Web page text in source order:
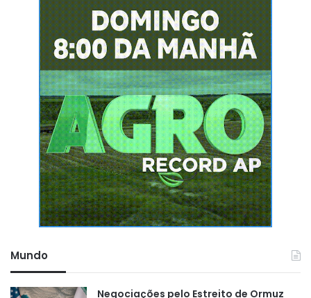
Mundo
Negociações pelo Estreito de Ormuz